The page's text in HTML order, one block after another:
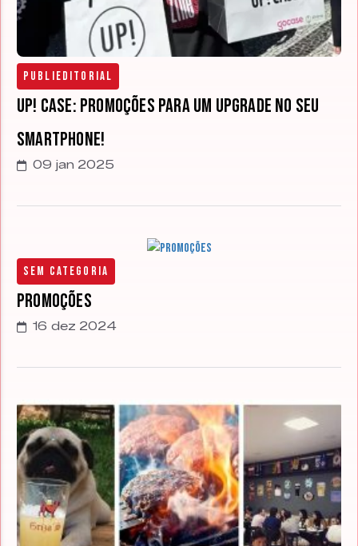
Publieditorial
UP! CASE: Promoções para um upgrade no seu
smartphone!
09 jan 2025
Sem categoria
Promoções
16 dez 2024